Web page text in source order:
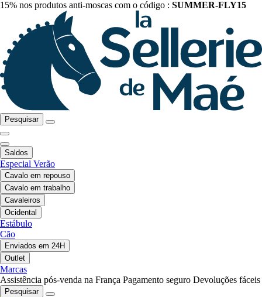
15% nos produtos anti-moscas com o código : SUMMER-FLY15
Pesquisar
Saldos
Especial Verão
Cavalo em repouso
Cavalo em trabalho
Cavaleiros
Ocidental
Estábulo
Cão
Enviados em 24H
Outlet
Marcas
Assistência pós-venda na França Pagamento seguro Devoluções fáceis
Pesquisar